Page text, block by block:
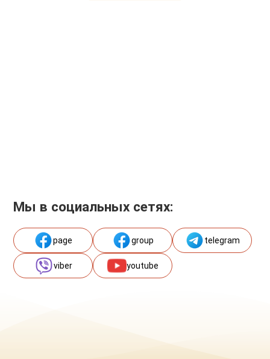
Мы в социальных сетях:
page group telegram
viber youtube